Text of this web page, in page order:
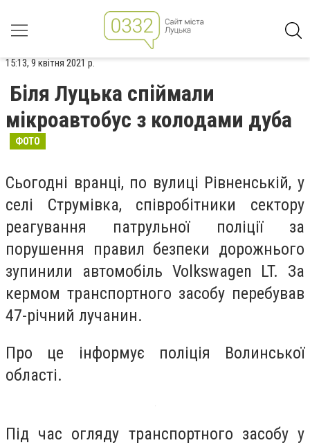
15:13, 9 квітня 2021 р.
Біля Луцька спіймали
мікроавтобус з колодами дуба
ФОТО
Сьогодні вранці, по вулиці Рівненській, у
селі Струмівка, співробітники сектору
реагування патрульної поліції за
порушення правил безпеки дорожнього
зупинили автомобіль Volkswagen LT. За
кермом транспортного засобу перебував
47-річний лучанин.
Про це інформує поліція Волинської
області.
Під час огляду транспортного засобу у